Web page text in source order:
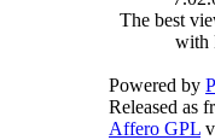
The best
with
Powered by
Released as
Affero GPL